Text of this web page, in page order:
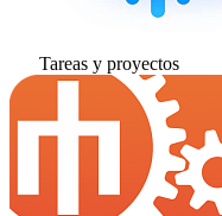
Tareas y proyectos